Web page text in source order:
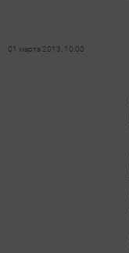
01 марта 2013, 10:00